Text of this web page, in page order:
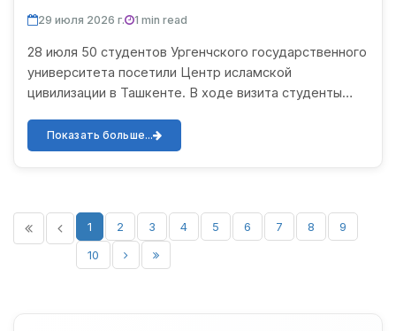
29 июля 2026 г. 1 min read
28 июля 50 студентов Ургенчского государственного
университета посетили Центр исламской
цивилизации в Ташкенте. В ходе визита студенты
редкими рукописями, и...
Показать больше...
1 2 3 4 5 6 7 8
9
10